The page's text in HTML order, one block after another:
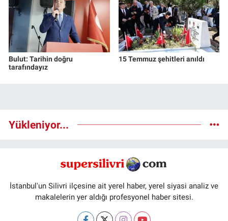
Bulut: Tarihin doğru
tarafındayız
15 Temmuz şehitleri anıldı
Yükleniyor...
İstanbul'un Silivri ilçesine ait yerel haber, yerel siyasi analiz ve
makalelerin yer aldığı profesyonel haber sitesi.